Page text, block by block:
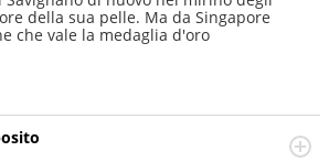
della sua pelle. Ma da Singapore
che vale la medaglia d'oro